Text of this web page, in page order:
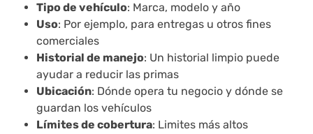
Tipo de vehículo: Marca, modelo y año
Uso: Por ejemplo, para entregas u otros fines
comerciales
Historial de manejo: Un historial limpio puede
ayudar a reducir las primas
Ubicación: Dónde opera tu negocio y dónde se
guardan los vehículos
Límites de cobertura: Limites más altos